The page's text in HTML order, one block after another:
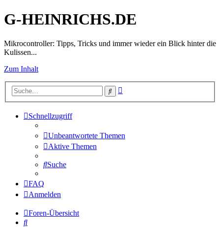
G-HEINRICHS.DE
Mikrocontroller: Tipps, Tricks und immer wieder ein Blick hinter die
Kulissen...
Zum Inhalt
Suche
Schnellzugriff
Unbeantwortete Themen
Aktive Themen
Suche
FAQ
Anmelden
Foren-Übersicht
Suche